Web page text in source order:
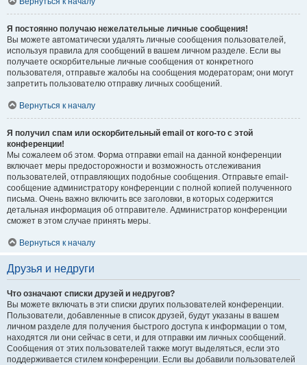
Я постоянно получаю нежелательные личные сообщения!
Вы можете автоматически удалять личные сообщения пользователей,
используя правила для сообщений в вашем личном разделе. Если вы
получаете оскорбительные личные сообщения от конкретного
пользователя, отправьте жалобы на сообщения модераторам; они могут
запретить пользователю отправку личных сообщений.
Вернуться к началу
Я получил спам или оскорбительный email от кого-то с этой
конференции!
Мы сожалеем об этом. Форма отправки email на данной конференции
включает меры предосторожности и возможность отслеживания
пользователей, отправляющих подобные сообщения. Отправьте email-
сообщение администратору конференции с полной копией полученного
письма. Очень важно включить все заголовки, в которых содержится
детальная информация об отправителе. Администратор конференции
сможет в этом случае принять меры.
Вернуться к началу
Друзья и недруги
Что означают списки друзей и недругов?
Вы можете включать в эти списки других пользователей конференции.
Пользователи, добавленные в список друзей, будут указаны в вашем
личном разделе для получения быстрого доступа к информации о том,
находятся ли они сейчас в сети, и для отправки им личных сообщений.
Сообщения от этих пользователей также могут выделяться, если это
поддерживается стилем конференции. Если вы добавили пользователей